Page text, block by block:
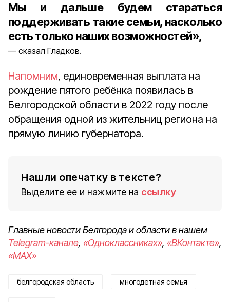
Мы и дальше будем стараться
поддерживать такие семьи, насколько
есть только наших возможностей»,
сказал Гладков.
Напомним, единовременная выплата на
рождение пятого ребёнка появилась в
Белгородской области в 2022 году после
обращения одной из жительниц региона на
прямую линию губернатора.
Нашли опечатку в тексте?
Выделите ее и нажмите на ссылку
Главные новости Белгорода и области в нашем
Telegram-канале, «Одноклассниках», «ВКонтакте»,
«MAX»
белгородская область многодетная семья